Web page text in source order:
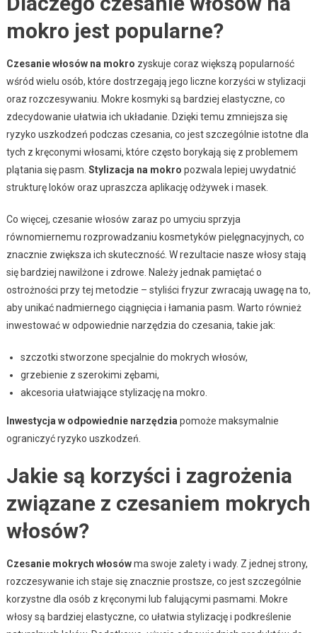
mokro jest popularne?
Czesanie włosów na mokro zyskuje coraz większą popularność
wśród wielu osób, które dostrzegają jego liczne korzyści w stylizacji
oraz rozczesywaniu. Mokre kosmyki są bardziej elastyczne, co
zdecydowanie ułatwia ich układanie. Dzięki temu zmniejsza się
ryzyko uszkodzeń podczas czesania, co jest szczególnie istotne dla
tych z kręconymi włosami, które często borykają się z problemem
plątania się pasm. Stylizacja na mokro pozwala lepiej uwydatnić
strukturę loków oraz upraszcza aplikację odżywek i masek.
Co więcej, czesanie włosów zaraz po umyciu sprzyja
równomiernemu rozprowadzaniu kosmetyków pielęgnacyjnych, co
znacznie zwiększa ich skuteczność. W rezultacie nasze włosy stają
się bardziej nawilżone i zdrowe. Należy jednak pamiętać o
ostrożności przy tej metodzie – styliści fryzur zwracają uwagę na to,
aby unikać nadmiernego ciągnięcia i łamania pasm. Warto również
inwestować w odpowiednie narzędzia do czesania, takie jak:
szczotki stworzone specjalnie do mokrych włosów,
grzebienie z szerokimi zębami,
akcesoria ułatwiające stylizację na mokro.
Inwestycja w odpowiednie narzędzia pomoże maksymalnie
ograniczyć ryzyko uszkodzeń.
Jakie są korzyści i zagrożenia
związane z czesaniem mokrych
włosów?
Czesanie mokrych włosówma swoje zalety i wady. Z jednej strony,
rozczesywanie ich staje się znacznie prostsze, co jest szczególnie
korzystne dla osób z kręconymi lub falującymi pasmami. Mokre
włosy są bardziej elastyczne, co ułatwia stylizację i podkreślenie